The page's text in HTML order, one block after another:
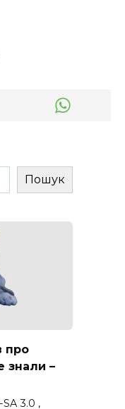
Пошук
про
знали –
3.0 ,